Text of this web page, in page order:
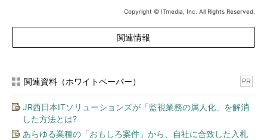
Copyright © ITmedia, Inc. All Rights Reserved.
関連情報
関連資料（ホワイトペーパー） PR
JR西日本ITソリューションズが「監視業務の属人化」を解消
した方法とは?
あらゆる業種の「おもしろ案件」から、自社に合致した入札